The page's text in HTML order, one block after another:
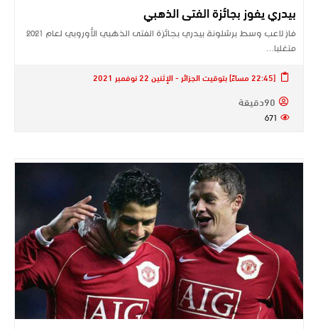
بيدري يفوز بجائزة الفتى الذهبي
فاز لاعب وسط ​برشلونة​ ​بيدري​ بجائزة الفتى الذهبي الأوروبي لعام 2021
متغلبا…
[22:45 مساءً] بتوقيت الجزائر - الإثنين 22 نوفمبر 2021
90دقيقة
671